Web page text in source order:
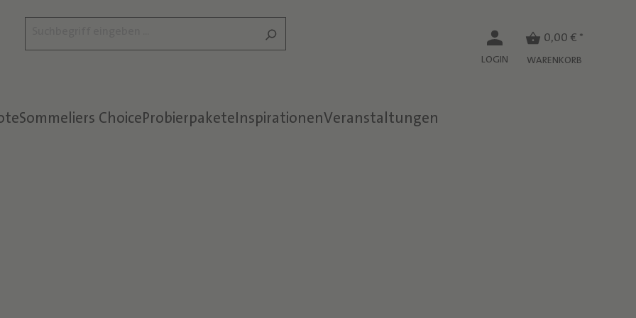
LOGIN
0,00 € *
WARENKORB
Sommeliers ChoiceProbierpaketeInspirationenVeranstaltungen